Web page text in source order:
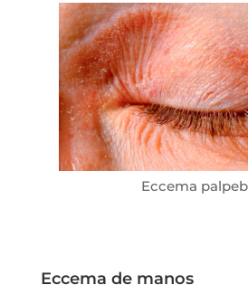
Eccema
Eccema de manos